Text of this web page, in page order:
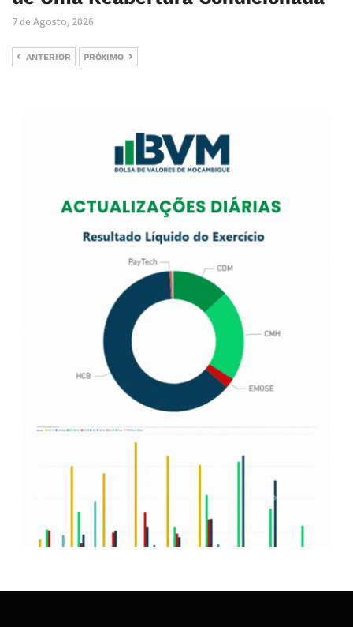
7 de Agosto, 2026
ANTERIOR PRÓXIMO